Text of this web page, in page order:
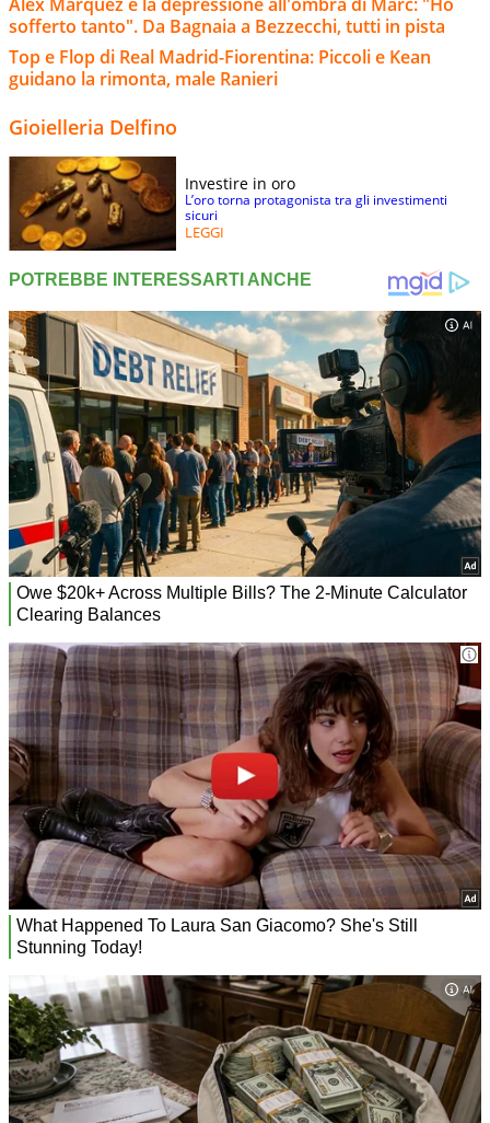
sofferto tanto". Da Bagnaia a Bezzecchi, tutti in pista
Top e Flop di Real Madrid-Fiorentina: Piccoli e Kean
guidano la rimonta, male Ranieri
Gioielleria Delfino
Investire in oro
L’oro torna protagonista tra gli investimenti
sicuri
LEGGI